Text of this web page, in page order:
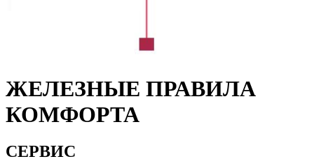
ЖЕЛЕЗНЫЕ ПРАВИЛА
КОМФОРТА
СЕРВИС